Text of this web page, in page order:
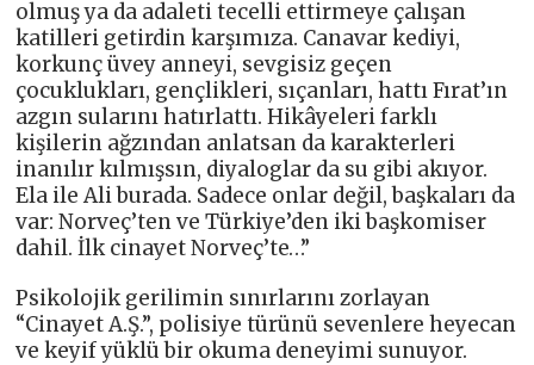
olmuş ya da adaleti tecelli ettirmeye çalışan
katilleri getirdin karşımıza. Canavar kediyi,
korkunç üvey anneyi, sevgisiz geçen
çocuklukları, gençlikleri, sıçanları, hattı Fırat’ın
azgın sularını hatırlattı. Hikâyeleri farklı
kişilerin ağzından anlatsan da karakterleri
inanılır kılmışsın, diyaloglar da su gibi akıyor.
Ela ile Ali burada. Sadece onlar değil, başkaları da
var: Norveç’ten ve Türkiye’den iki başkomiser
dahil. İlk cinayet Norveç’te…”
Psikolojik gerilimin sınırlarını zorlayan
“Cinayet A.Ş.”, polisiye türünü sevenlere heyecan
ve keyif yüklü bir okuma deneyimi sunuyor.